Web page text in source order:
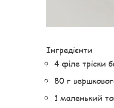
Інгредієнти
4 філе тріски
80 г
1 маленький